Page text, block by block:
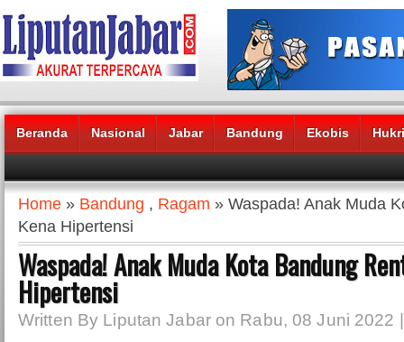
Beranda Nasional Jabar Bandung Ekobis
Headlines News :
Home » Bandung , Ragam » Waspada! Anak Muda
Kena Hipertensi
Waspada! Anak Muda Kota Bandung
Hipertensi
Written By Liputan Jabar on Rabu, 08 Juni 2022